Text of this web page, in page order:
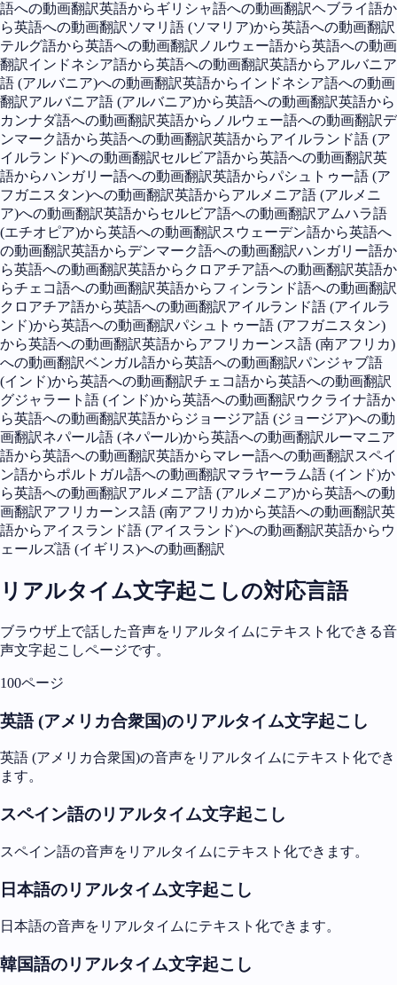
語への動画翻訳英語からギリシャ語への動画翻訳ヘブライ語か
ら英語への動画翻訳 ソマリ語 (ソマリア)から英語への動画翻訳
テルグ語から英語への動画翻訳 ノルウェー語から英語への動画
翻訳インドネシア語から英語への動画翻訳英語からアルバニア
語 (アルバニア)への動画翻訳英語からインドネシア語への動画
翻訳アルバニア語 (アルバニア)から英語への動画翻訳英語から
カンナダ語への動画翻訳英語からノルウェー語への動画翻訳デ
ンマーク語から英語への動画翻訳英語からアイルランド語 (ア
イルランド)への動画翻訳セルビア語から英語への動画翻訳英
語からハンガリー語への動画翻訳英語からパシュトゥー語 (ア
フガニスタン)への動画翻訳英語からアルメニア語 (アルメニ
ア)への動画翻訳英語からセルビア語への動画翻訳アムハラ語
(エチオピア)から英語への動画翻訳 スウェーデン語から英語へ
の動画翻訳英語からデンマーク語への動画翻訳ハンガリー語か
ら英語への動画翻訳英語からクロアチア語への動画翻訳英語か
らチェコ語への動画翻訳英語からフィンランド語への動画翻訳
クロアチア語から英語への動画翻訳アイルランド語 (アイルラ
ンド)から英語への動画翻訳パシュトゥー語 (アフガニスタン)
から英語への動画翻訳英語からアフリカーンス語 (南アフリカ)
への動画翻訳ベンガル語から英語への動画翻訳パンジャブ語
(インド)から英語への動画翻訳チェコ語から英語への動画翻訳
グジャラート語 (インド)から英語への動画翻訳 ウクライナ語か
ら英語への動画翻訳英語からジョージア語 (ジョージア)への動
画翻訳ネパール語 (ネパール)から英語への動画翻訳 ルーマニア
語から英語への動画翻訳英語からマレー語への動画翻訳 スペイ
ン語からポルトガル語への動画翻訳マラヤーラム語 (インド)か
ら英語への動画翻訳アルメニア語 (アルメニア)から英語への動
画翻訳アフリカーンス語 (南アフリカ)から英語への動画翻訳英
語からアイスランド語 (アイスランド)への動画翻訳英語からウ
ェールズ語 (イギリス)への動画翻訳
リアルタイム文字起こしの対応言語
ブラウザ上で話した音声をリアルタイムにテキスト化できる音
声文字起こしページです。
100ページ
英語 (アメリカ合衆国)のリアルタイム文字起こし
英語 (アメリカ合衆国)の音声をリアルタイムにテキスト化でき
ます。
スペイン語のリアルタイム文字起こし
スペイン語の音声をリアルタイムにテキスト化できます。
日本語のリアルタイム文字起こし
日本語の音声をリアルタイムにテキスト化できます。
韓国語のリアルタイム文字起こし